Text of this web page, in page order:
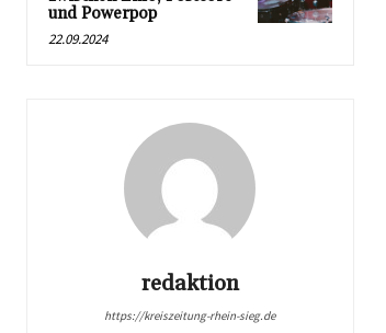
und Powerpop
22.09.2024
redaktion
https://kreiszeitung-rhein-sieg.de